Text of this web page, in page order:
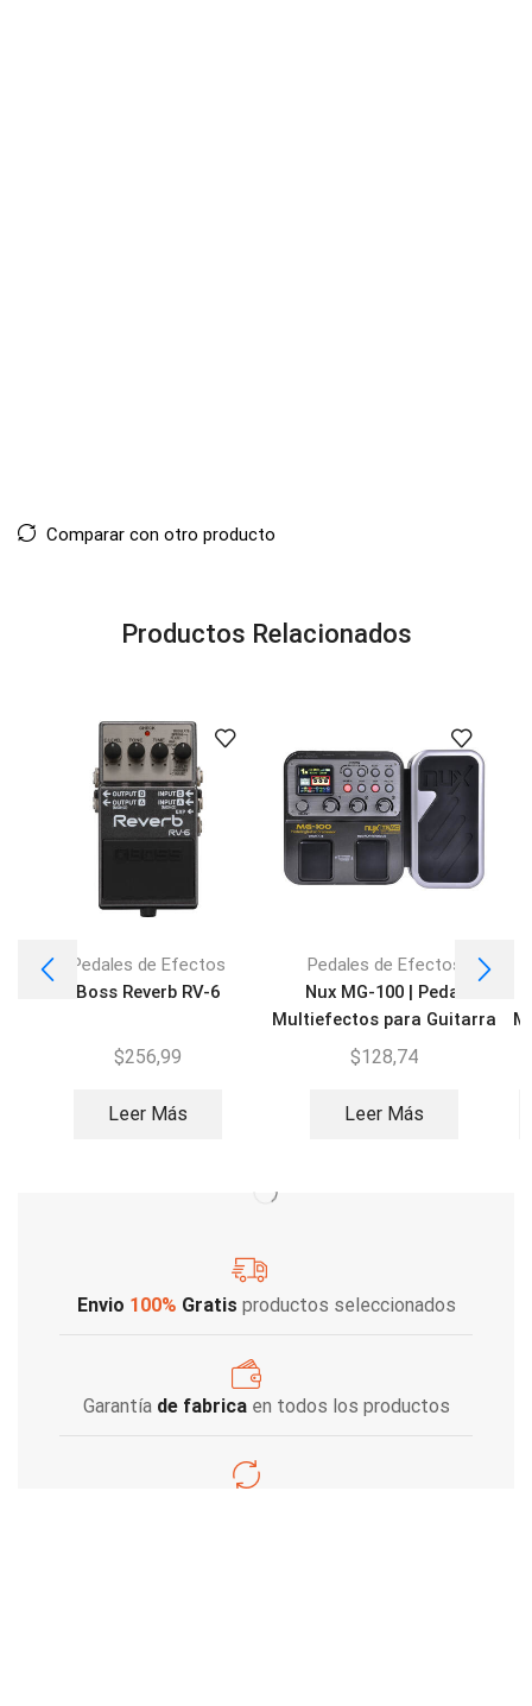
Comparar con otro producto
Productos Relacionados
Pedales de Efectos
Boss Reverb RV-6
$256,99
Leer Más
Pedales de Efectos
Nux MG-100 | Pedal
Multiefectos para Guitarra
$128,74
Leer Más
Envio 100% Gratis productos seleccionados
Garantía de fabricaen todos los productos